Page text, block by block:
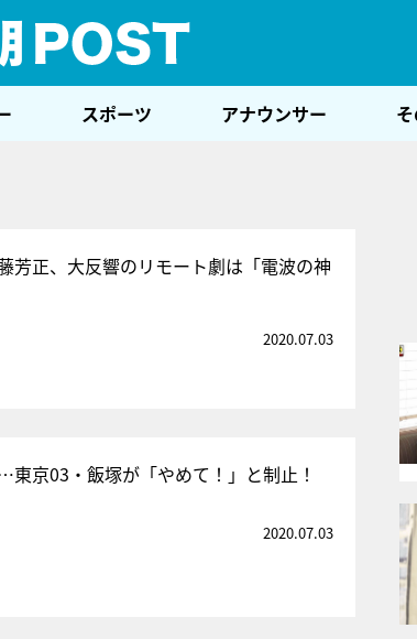
スポーツ アナウンサー
芳正、大反響のリモート劇は「電波の神
2020.07.03
京03・飯塚が「やめて！」と制止！
2020.07.03